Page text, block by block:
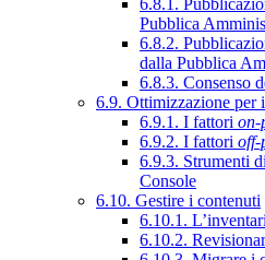
6.8.1.
Pubblica
6.8.2.
dalla Pubblica
6.8.3. Consenso
6.9. Ottimizzazione per
6.9.1. I fattori on-
6.9.2. I fattori off-
6.9.3. Strumenti
Console
6.10. Gestire i contenuti
6.10.1.
6.10.2.